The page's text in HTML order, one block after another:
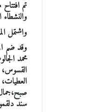
تم
واشتمل
وقد ضم
محمد
القسوس،
سند